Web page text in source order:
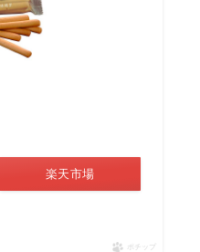
楽天市場
ポチップ